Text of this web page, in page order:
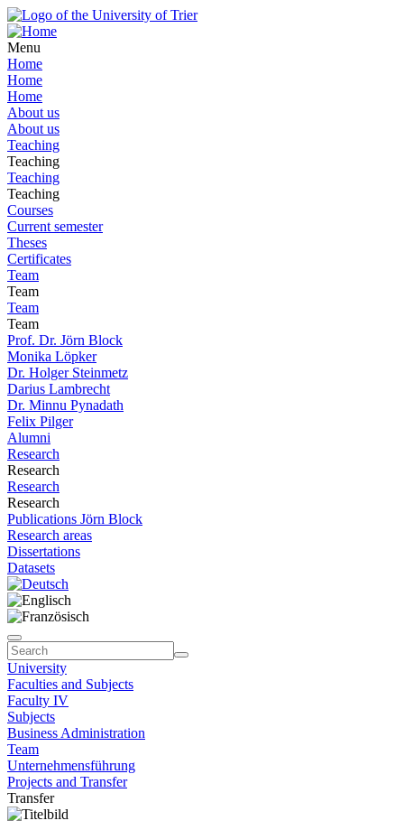
Menu
Home
Home
Home
About us
About us
Teaching
Teaching
Teaching
Teaching
Courses
Current semester
Theses
Certificates
Team
Team
Team
Team
Prof. Dr. Jörn Block
Monika Löpker
Dr. Holger Steinmetz
Darius Lambrecht
Dr. Minnu Pynadath
Felix Pilger
Alumni
Research
Research
Research
Research
Publications Jörn Block
Research areas
Dissertations
Datasets
University
Faculties and Subjects
Faculty IV
Subjects
Business Administration
Team
Unternehmensführung
Projects and Transfer
Transfer